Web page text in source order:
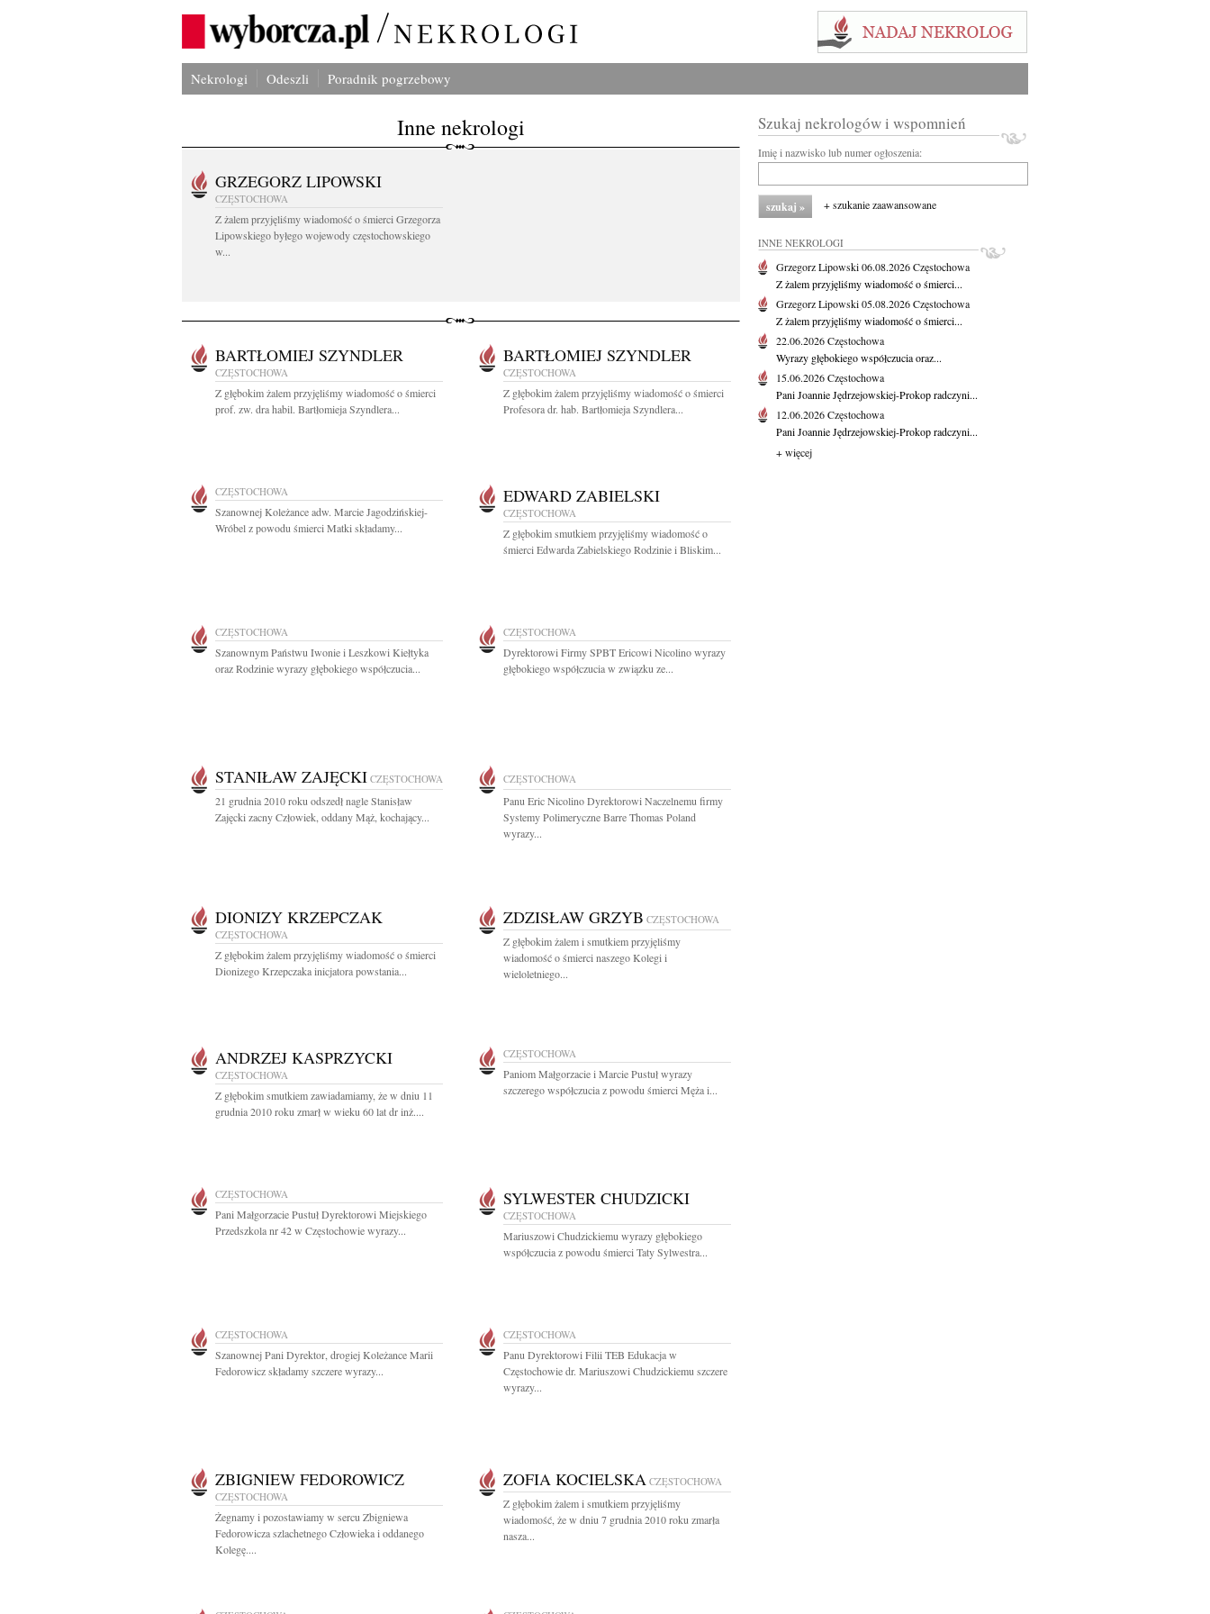
Nekrologi Odeszli Poradnik pogrzebowy
Inne nekrologi
GRZEGORZ LIPOWSKI
CZĘSTOCHOWA
Z żalem przyjęliśmy wiadomość o śmierci Grzegorza
Lipowskiego byłego wojewody częstochowskiego
w...
BARTŁOMIEJ SZYNDLER
CZĘSTOCHOWA
Z głębokim żalem przyjęliśmy wiadomość o śmierci
prof. zw. dra habil. Bartłomieja Szyndlera...
BARTŁOMIEJ SZYNDLER
CZĘSTOCHOWA
Z głębokim żalem przyjęliśmy wiadomość o śmierci
Profesora dr. hab. Bartłomieja Szyndlera...
CZĘSTOCHOWA
Szanownej Koleżance adw. Marcie Jagodzińskiej-
Wróbel z powodu śmierci Matki składamy...
EDWARD ZABIELSKI
CZĘSTOCHOWA
Z głębokim smutkiem przyjęliśmy wiadomość o
śmierci Edwarda Zabielskiego Rodzinie i Bliskim...
CZĘSTOCHOWA
Szanownym Państwu Iwonie i Leszkowi Kiełtyka
oraz Rodzinie wyrazy głębokiego współczucia...
CZĘSTOCHOWA
Dyrektorowi Firmy SPBT Ericowi Nicolino wyrazy
głębokiego współczucia w związku ze...
STANIŁAW ZAJĘCKI CZĘSTOCHOWA
21 grudnia 2010 roku odszedł nagle Stanisław
Zajęcki zacny Człowiek, oddany Mąż, kochający...
CZĘSTOCHOWA
Panu Eric Nicolino Dyrektorowi Naczelnemu firmy
Systemy Polimeryczne Barre Thomas Poland
wyrazy...
DIONIZY KRZEPCZAK
CZĘSTOCHOWA
Z głębokim żalem przyjęliśmy wiadomość o śmierci
Dionizego Krzepczaka inicjatora powstania...
ZDZISŁAW GRZYB CZĘSTOCHOWA
Z głębokim żalem i smutkiem przyjęliśmy
wiadomość o śmierci naszego Kolegi i
wieloletniego...
ANDRZEJ KASPRZYCKI
CZĘSTOCHOWA
Z głębokim smutkiem zawiadamiamy, że w dniu 11
grudnia 2010 roku zmarł w wieku 60 lat dr inż....
CZĘSTOCHOWA
Paniom Małgorzacie i Marcie Pustuł wyrazy
szczerego współczucia z powodu śmierci Męża i...
CZĘSTOCHOWA
Pani Małgorzacie Pustuł Dyrektorowi Miejskiego
Przedszkola nr 42 w Częstochowie wyrazy...
SYLWESTER CHUDZICKI
CZĘSTOCHOWA
Mariuszowi Chudzickiemu wyrazy głębokiego
współczucia z powodu śmierci Taty Sylwestra...
CZĘSTOCHOWA
Szanownej Pani Dyrektor, drogiej Koleżance Marii
Fedorowicz składamy szczere wyrazy...
CZĘSTOCHOWA
Panu Dyrektorowi Filii TEB Edukacja w
Częstochowie dr. Mariuszowi Chudzickiemu szczere
wyrazy...
ZBIGNIEW FEDOROWICZ
CZĘSTOCHOWA
Żegnamy i pozostawiamy w sercu Zbigniewa
Fedorowicza szlachetnego Człowieka i oddanego
Kolegę....
ZOFIA KOCIELSKA CZĘSTOCHOWA
Z głębokim żalem i smutkiem przyjęliśmy
wiadomość, że w dniu 7 grudnia 2010 roku zmarła
nasza...
Szukaj nekrologów i wspomnień
Imię i nazwisko lub numer ogłoszenia:
+ szukanie zaawansowane
INNE NEKROLOGI
Grzegorz Lipowski06.08.2026Częstochowa
Z żalem przyjęliśmy wiadomość o śmierci...
Grzegorz Lipowski05.08.2026Częstochowa
Z żalem przyjęliśmy wiadomość o śmierci...
22.06.2026Częstochowa
Wyrazy głębokiego współczucia oraz...
15.06.2026Częstochowa
Pani Joannie Jędrzejowskiej-Prokop radczyni...
12.06.2026Częstochowa
Pani Joannie Jędrzejowskiej-Prokop radczyni...
+ więcej